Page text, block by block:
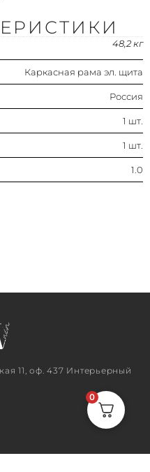
48,2 кг
Каркасная рама эл. щита
Россия
1 шт.
1 шт.
1.0
11, оф. 437 Интерьерный
0